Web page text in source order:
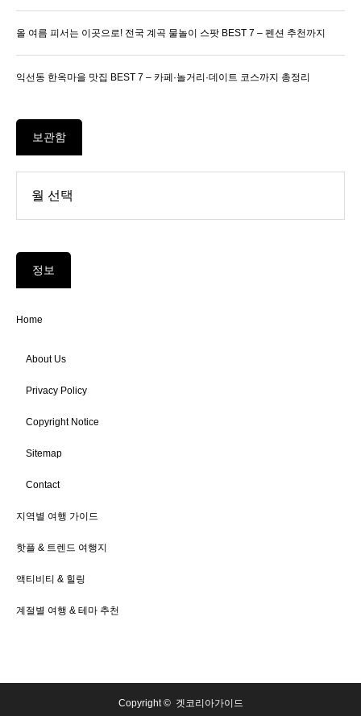
올 여름 피서는 이곳으로! 전국 계곡 물놀이 스팟 BEST 7 – 펜션 추천까지
익선동 한옥마을 맛집 BEST 7 – 카페·놀거리·데이트 코스까지 총정리
보관함
정보
Home
About Us
Privacy Policy
Copyright Notice
Sitemap
Contact
지역별 여행 가이드
핫플 & 트렌드 여행지
액티비티 & 힐링
계절별 여행 & 테마 추천
Copyright © 겟코리아가이드